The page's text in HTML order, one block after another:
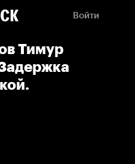
Войти
Тимур